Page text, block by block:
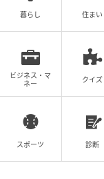
暮らし 住まい
ビジネス・マ
ネー
クイズ
スポーツ 診断